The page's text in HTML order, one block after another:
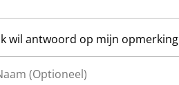
wil antwoord op mijn opmerking